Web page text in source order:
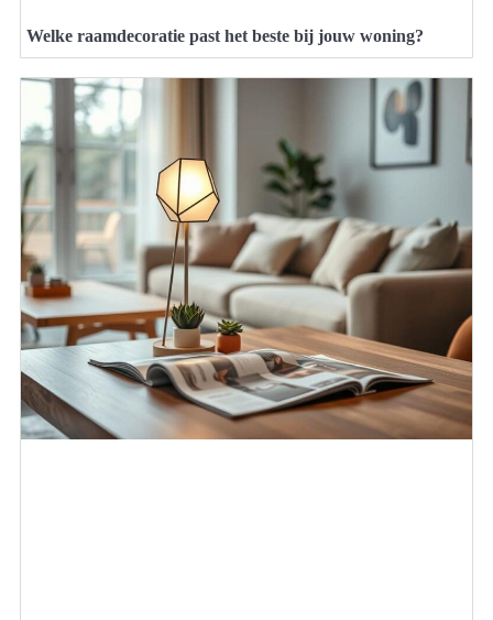
Welke raamdecoratie past het beste bij jouw woning?